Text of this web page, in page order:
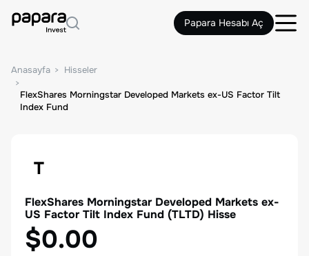
Papara Hesabı Aç
Anasayfa Hisseler
FlexShares Morningstar Developed Markets ex-US Factor Tilt
Index Fund
T
FlexShares Morningstar Developed Markets ex-
US Factor Tilt Index Fund (TLTD) Hisse
$0.00